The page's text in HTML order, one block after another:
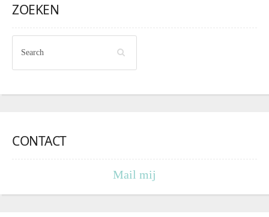
ZOEKEN
CONTACT
Mail mij